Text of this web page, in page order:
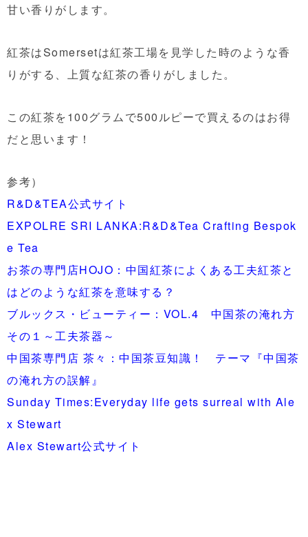
甘い香りがします。
紅茶はSomersetは紅茶工場を見学した時のような香
りがする、上質な紅茶の香りがしました。
この紅茶を100グラムで500ルピーで買えるのはお得
だと思います！
参考）
R&D&TEA公式サイト
EXPOLRE SRI LANKA:R&D&Tea Crafting Bespok
e Tea
お茶の専門店HOJO：中国紅茶によくある工夫紅茶と
はどのような紅茶を意味する？
ブルックス・ビューティー：VOL.4 中国茶の淹れ方
その１～工夫茶器～
中国茶専門店 茶々：中国茶豆知識！ テーマ『中国茶
の淹れ方の誤解』
Sunday Times:Everyday life gets surreal with Ale
x Stewart
Alex Stewart公式サイト